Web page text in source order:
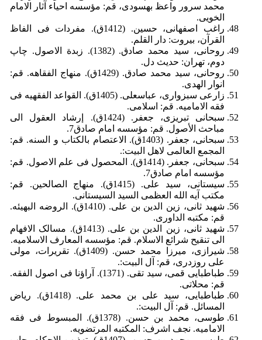
محمد سرور واعظ بهسودی، قم: مؤسسه احیاء آثار الامام
الخویی.
راغب اصفهانی، حسین. (1412ق). مفردات فی الفاظ
القرآن، بیروت: دار القلم.
روحانی، سید محمد صادق. (1382). زبدة الاصول. چاپ
دوم، تهران: حدیث دل.
روحانی، سید محمد صادق. (1429ق). منهاج الفقاهه. قم:
انوار الهدی.
زارعی سبزواری، عباسعلی. (1405ق). القواعد الفقهیه فی
فقه الامامیه. قم: اسلامی.
سبحانى تبریزى، جعفر. (1424ق). إرشاد العقول الى
مباحث الأصول. قم: مؤسسه امام صادق7.
سبحانی، جعفر. (1403ق). الاعتصام بالکتاب و السنه. قم:
المجمع العالمی لاهل البیت:.
سبحانی، جعفر. (1414ق). المحصول فی علم الاصول. قم:
مؤسسه امام صادق7.
سیستانی، سید علی. (1415ق). منهاج الصالحین. قم:
مکتب آیه الله العظمی السید السیستانی.
شهید ثانی، زین الدین بن علی. (1410ق). الروضه البهیئه.
قم: مکتبه الداوری.
شهید ثانی، زین الدین بن علی. (1413ق). مسالک الافهام
الی تنقیح شرائع الاسلام. قم: مؤسسه المعارف الاسلامیه.
شیرازى، میرزا محمد حسن. (1409ق). تقریرات، مولی
علی روزدری، قم: آل البیت:.
طباطبایی قمی، سید تقی. (1371). آراؤنا فی اصول الفقه.
قم: محلاتی.
طباطبایی، سید علی بن محمد علی. (1418ق). ریاض
المسائل. قم: آل البیت:.
طوسی، محمد بن حسن. (1378ق). المبسوط فی فقه
الامامیه. نجف اشرف: المکتبه المرتضویه.